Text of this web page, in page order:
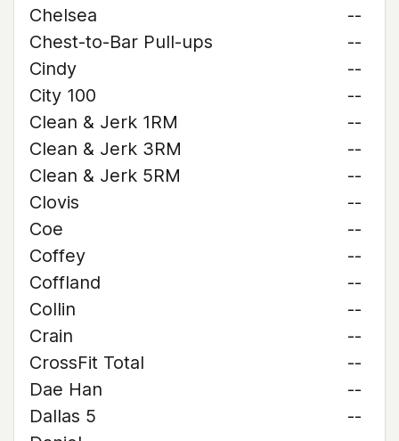
Chelsea
--
Chest-to-Bar Pull-ups
--
Cindy
--
City 100
--
Clean & Jerk 1RM
--
Clean & Jerk 3RM
--
Clean & Jerk 5RM
--
Clovis
--
Coe
--
Coffey
--
Coffland
--
Collin
--
Crain
--
CrossFit Total
--
Dae Han
--
Dallas 5
--